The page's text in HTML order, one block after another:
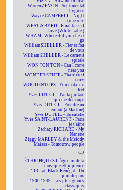
VIXEN - How much love
Warren ZEVON - Sentimental
hygiene
Wayne CAMPBELL - Night
time rose
WEST & BYRD - Final kiss of
love [White Label]
WHAM - Where did your heart
go
William SHELLER - Fier et fou
de vous
William SHELLER - Le carnet à
spirale
WON TON TON - Can I come
near you
WONDER STUFF - The size of
a cow
WOODENTOPS - You make me
feel
Yves DUTEIL - J'ai la guitare
qui me démange
Yves DUTEIL - Prendre un
enfant (à Martine)
Yves DUTEIL - Tarentelle
Yves SAINT-LAURENT - Paris
je t'aime
Zachary RICHARD - My
Nanette
Ziggy MARLEY & the Melody
Makers - Tomorrow people
CD
ÉTHIOPIQUES L'âge d'or de la
musique éthiopienne
113 feat. Black Rénégat - Un
jour de paix
1900-1949 - Les plus grands
classiques